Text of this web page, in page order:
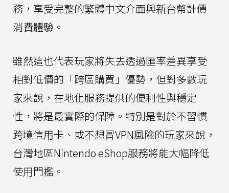
務，享受完整的繁體中文介面與新台幣計價
消費體驗。
雖然這也代表玩家將失去透過匯率差異享受
相對低價的「跨區購買」優勢，但對多數玩
家來說，在地化服務提供的便利性與穩定
性，將是最實際的保障。特別是對於不習慣
跨境信用卡、或不想冒VPN風險的玩家來說，
台灣地區Nintendo eShop服務將能大幅降低
使用門檻。